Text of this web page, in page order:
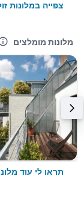
צפייה במלונות
מלונות מומלצים
תראו לי עוד